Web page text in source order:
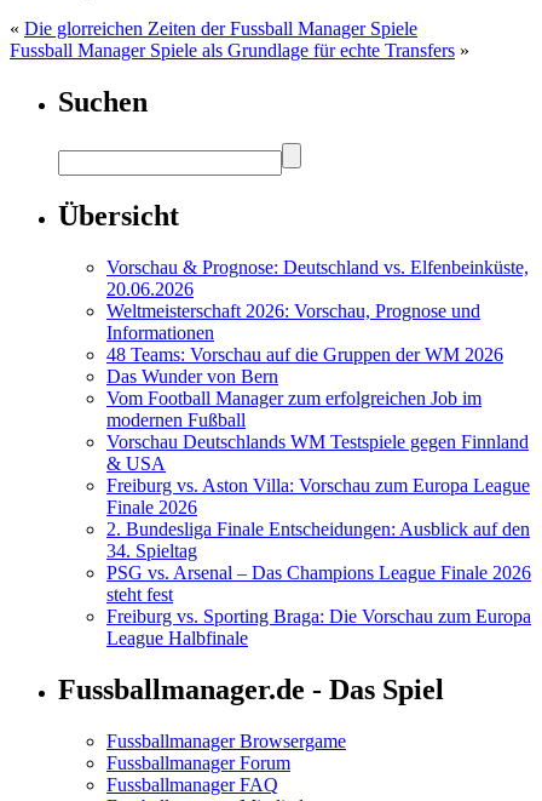
« Die glorreichen Zeiten der Fussball Manager Spiele
Fussball Manager Spiele als Grundlage für echte Transfers »
Suchen
Übersicht
Vorschau & Prognose: Deutschland vs. Elfenbeinküste,
20.06.2026
Weltmeisterschaft 2026: Vorschau, Prognose und
Informationen
48 Teams: Vorschau auf die Gruppen der WM 2026
Das Wunder von Bern
Vom Football Manager zum erfolgreichen Job im
modernen Fußball
Vorschau Deutschlands WM Testspiele gegen Finnland
& USA
Freiburg vs. Aston Villa: Vorschau zum Europa League
Finale 2026
2. Bundesliga Finale Entscheidungen: Ausblick auf den
34. Spieltag
PSG vs. Arsenal – Das Champions League Finale 2026
steht fest
Freiburg vs. Sporting Braga: Die Vorschau zum Europa
League Halbfinale
Fussballmanager.de - Das Spiel
Fussballmanager Browsergame
Fussballmanager Forum
Fussballmanager FAQ